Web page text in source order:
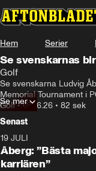
Hem Serier
Se svenskarnas
Golf
Se svenskarna Ludvig
Memorial Tournament i
Golf•07.06.26 • 82 sek
Se mer
Senast
19 JULI
Åberg: ”Bästa
karriären”